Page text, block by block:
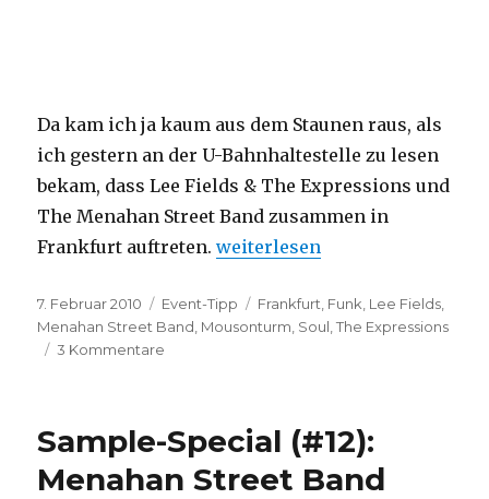
Da kam ich ja kaum aus dem Staunen raus, als
ich gestern an der U-Bahnhaltestelle zu lesen
bekam, dass Lee Fields & The Expressions und
The Menahan Street Band zusammen in
Frankfurt auftreten.„Event-Tipp (#3): Lee Fields
weiterlesen
Veröffentlicht
am
7. Februar 2010 Kategorien
Event-Tipp Schlagwörter
Frankfurt Funk Lee Fields
Menahan Street Band Mousonturm Soul ,The Expressions
3 Kommentare
Lee
Fields
&
Sample-Special (#12):
Menahan Street Band